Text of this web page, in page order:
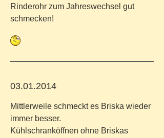
Rinderohr zum Jahreswechsel gut
schmecken!
03.01.2014
Mittlerweile schmeckt es Briska wieder
immer besser.
Kühlschranköffnen ohne Briskas